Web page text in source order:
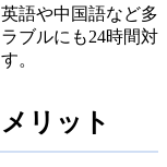
語や中国語など多
ブルにも24時間対
。
リット